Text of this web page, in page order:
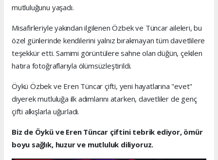
mutluluğunu yaşadı.
Misafirleriyle yakından ilgilenen Özbek ve Tüncar aileleri, bu
özel günlerinde kendilerini yalnız bırakmayan tüm davetlilere
teşekkür etti. Samimi görüntülere sahne olan düğün, çekilen
hatıra fotoğraflarıyla ölümsüzleştirildi.
Öykü Özbek ve Eren Tüncar çifti, yeni hayatlarına "evet"
diyerek mutluluğa ilk adımlarını atarken, davetliler de genç
çifti alkışlarla uğurladı.
Biz de Öykü ve Eren Tüncar çiftini tebrik ediyor, ömür
boyu sağlık, huzur ve mutluluk diliyoruz.